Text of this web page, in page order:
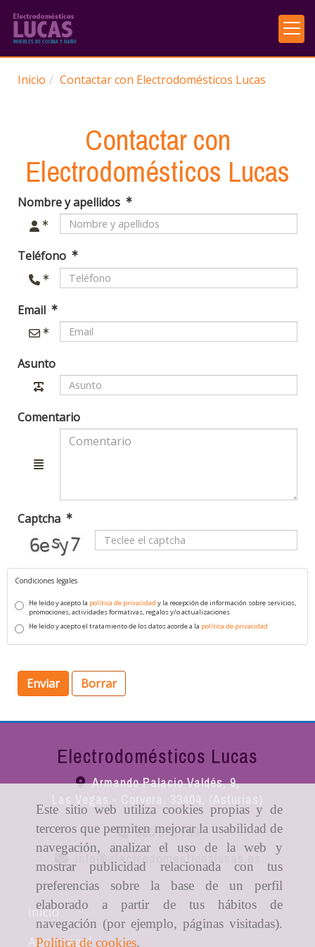
Este sitio web utiliza cookies propias y de
terceros que permiten mejorar la usabilidad de
navegación, analizar el uso de la web y
mostrar publicidad relacionada con tus
preferencias sobre la base de un perfil
elaborado a partir de tus hábitos de
navegación (por ejemplo, páginas visitadas).
Política de cookies.
Inicio Contactar con Electrodomésticos Lucas
Contactar con
Electrodomésticos Lucas
Nombre y apellidos
Teléfono
Email
Asunto
Comentario
Captcha
captcha
Condiciones legales
He leído y acepto la política de privacidad y la recepción de información sobre servicios,
promociones, actividades formativas, regalos y/o actualizaciones
He leído y acepto el tratamiento de los datos acorde a la política de privacidad
Enviar Borrar
Electrodomésticos Lucas
Armando Palacio Valdés, 9,
Las Vegas - Corvera, 33404, (Asturias)
985 570 709
electrodomesticoslucas.es
Inicio
Aviso Legal